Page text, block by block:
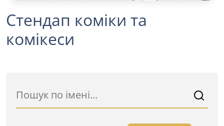
Стендап коміки та
комікеси